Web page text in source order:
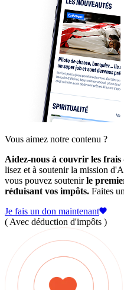
Vous aimez notre contenu ?
Aidez-nous à couvrir les
lisez et à soutenir la mission
vous pouvez soutenirle
réduisant vos impôts. Faites
Je fais un don maintenant
( Avec déduction d'impôts )